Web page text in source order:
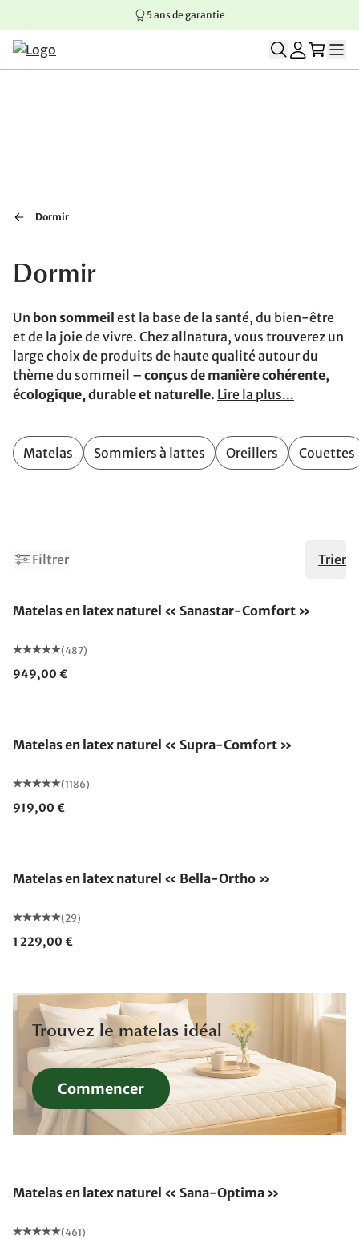
Aller au contenu principal
Aller à la navigation principale
Aller au pied de page
5 ans de garantie
Dormir
Dormir
Un bon sommeil est la base de la santé, du bien-être
et de la joie de vivre. Chez allnatura, vous trouverez un
large choix de produits de haute qualité autour du
thème du sommeil – conçus de manière cohérente,
écologique, durable et naturelle. Lire la plus...
Matelas Sommiers à lattes Oreillers Couettes
Filtrer Trier
Matelas en latex naturel « Sanastar-Comfort »
(487)
949,00 €
Matelas en latex naturel « Supra-Comfort »
(1186)
919,00 €
Matelas en latex naturel « Bella-Ortho »
(29)
1 229,00 €
Trouvez le matelas idéal
Commencer
Matelas en latex naturel « Sana-Optima »
(461)
6